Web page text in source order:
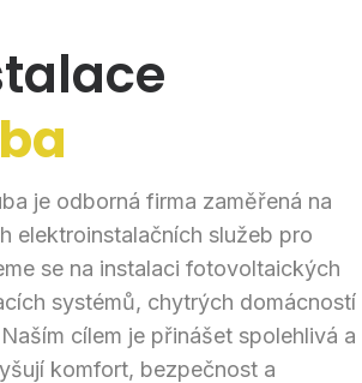
je odborná firma zaměřená na
elektroinstalačních služeb pro
se na instalaci fotovoltaických
systémů, chytrých domácností
cílem je přinášet spolehlivá a
komfort, bezpečnost a